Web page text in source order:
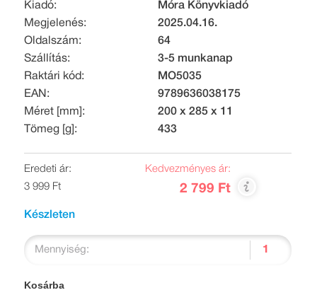
Kiadó:
Móra Könyvkiadó
Megjelenés:
2025.04.16.
Oldalszám:
64
Szállítás:
3-5 munkanap
Raktári kód:
MO5035
EAN:
9789636038175
Méret [mm]:
200 x 285 x 11
Tömeg [g]:
433
Eredeti ár:
3 999 Ft
Kedvezményes ár:
2 799 Ft
Készleten
Mennyiség:
Kosárba